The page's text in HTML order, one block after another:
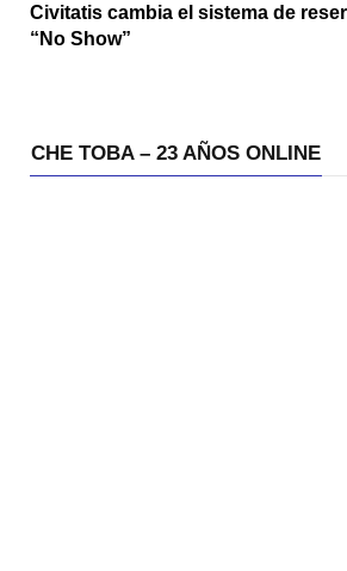
Civitatis cambia el sistema de
“No Show”
CHE TOBA – 23 AÑOS ONLINE